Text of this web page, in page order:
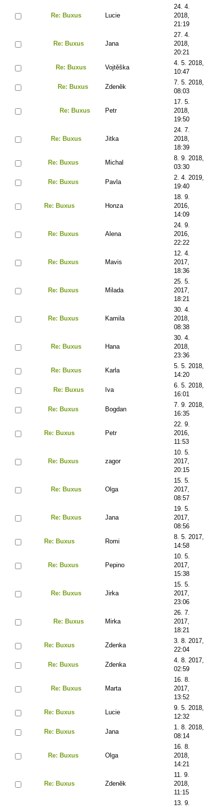
Re: Buxus Lucie
24. 4.
2018,
21:19
Re: Buxus Jana
27. 4.
2018,
20:21
Re: Buxus Vojtěška
4. 5. 2018,
10:47
Re: Buxus Zdeněk
7. 5. 2018,
08:03
Re: Buxus Petr
17. 5.
2018,
19:50
Re: Buxus Jitka
24. 7.
2018,
18:39
Re: Buxus Michal
8. 9. 2018,
03:30
Re: Buxus Pavla
2. 4. 2019,
19:40
Re: Buxus Honza
18. 9.
2016,
14:09
Re: Buxus Alena
24. 9.
2016,
22:22
Re: Buxus Mavis
12. 4.
2017,
18:36
Re: Buxus Milada
25. 5.
2017,
18:21
Re: Buxus Kamila
30. 4.
2018,
08:38
Re: Buxus Hana
30. 4.
2018,
23:36
Re: Buxus Karla
5. 5. 2018,
14:20
Re: Buxus Iva
6. 5. 2018,
16:01
Re: Buxus Bogdan
7. 9. 2018,
16:35
Re: Buxus Petr
22. 9.
2016,
11:53
Re: Buxus zagor
10. 5.
2017,
20:15
Re: Buxus Olga
15. 5.
2017,
08:57
Re: Buxus Jana
19. 5.
2017,
08:56
Re: Buxus Romi
8. 5. 2017,
14:58
Re: Buxus Pepino
10. 5.
2017,
15:38
Re: Buxus Jirka
15. 5.
2017,
23:06
Re: Buxus Mirka
26. 7.
2017,
18:21
Re: Buxus Zdenka
3. 8. 2017,
22:04
Re: Buxus Zdenka
4. 8. 2017,
02:59
Re: Buxus Marta
16. 8.
2017,
13:52
Re: Buxus Lucie
9. 5. 2018,
12:32
Re: Buxus Jana
1. 8. 2018,
08:14
Re: Buxus Olga
16. 8.
2018,
14:21
Re: Buxus Zdeněk
11. 9.
2018,
11:15
13. 9.